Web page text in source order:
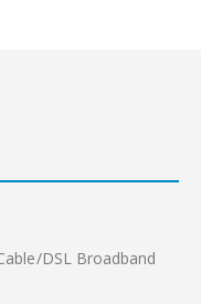
DSL Broadband